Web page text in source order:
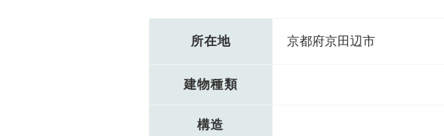
所在地 京都府京田辺市
建物種類
構造